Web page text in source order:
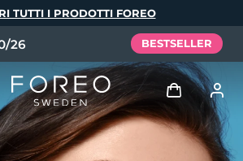
TUTTI I PRODOTTI FOREO
26 BESTSELLER
Accedi